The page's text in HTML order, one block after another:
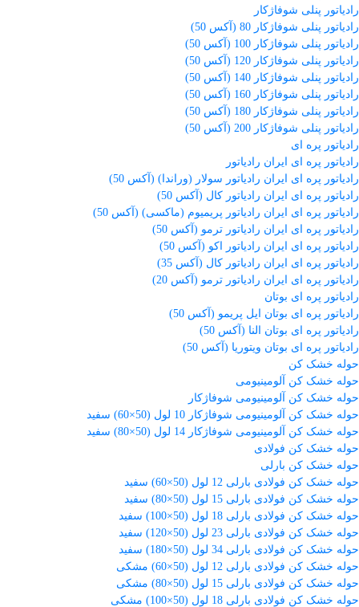
رادیاتور پنلی شوفاژکار
رادیاتور پنلی شوفاژکار 80 (آکس 50)
رادیاتور پنلی شوفاژکار 100 (آکس 50)
رادیاتور پنلی شوفاژکار 120 (آکس 50)
رادیاتور پنلی شوفاژکار 140 (آکس 50)
رادیاتور پنلی شوفاژکار 160 (آکس 50)
رادیاتور پنلی شوفاژکار 180 (آکس 50)
رادیاتور پنلی شوفاژکار 200 (آکس 50)
رادیاتور پره ای
رادیاتور پره ای ایران رادیاتور
رادیاتور پره ای ایران رادیاتور سولار (وراندا) (آکس 50)
رادیاتور پره ای ایران رادیاتور کال (آکس 50)
رادیاتور پره ای ایران رادیاتور پریمیوم (ماکسی) (آکس 50)
رادیاتور پره ای ایران رادیاتور ترمو (آکس 50)
رادیاتور پره ای ایران رادیاتور اکو (آکس 50)
رادیاتور پره ای ایران رادیاتور کال (آکس 35)
رادیاتور پره ای ایران رادیاتور ترمو (آکس 20)
رادیاتور پره ای بوتان
رادیاتور پره ای بوتان ایل پریمو (آکس 50)
رادیاتور پره ای بوتان النا (آکس 50)
رادیاتور پره ای بوتان ویتوریا (آکس 50)
حوله خشک کن
حوله خشک کن آلومینیومی
حوله خشک کن آلومینیومی شوفاژکار
حوله خشک کن آلومینیومی شوفاژکار 10 لول (50×60) سفید
حوله خشک کن آلومینیومی شوفاژکار 14 لول (50×80) سفید
حوله خشک کن فولادی
حوله خشک کن بارلی
حوله خشک کن فولادی بارلی 12 لول (50×60) سفید
حوله خشک کن فولادی بارلی 15 لول (50×80) سفید
حوله خشک کن فولادی بارلی 18 لول (50×100) سفید
حوله خشک کن فولادی بارلی 23 لول (50×120) سفید
حوله خشک کن فولادی بارلی 34 لول (50×180) سفید
حوله خشک کن فولادی بارلی 12 لول (50×60) مشکی
حوله خشک کن فولادی بارلی 15 لول (50×80) مشکی
حوله خشک کن فولادی بارلی 18 لول (50×100) مشکی